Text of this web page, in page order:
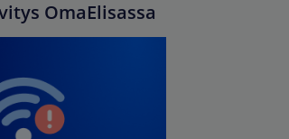
OmaElisassa